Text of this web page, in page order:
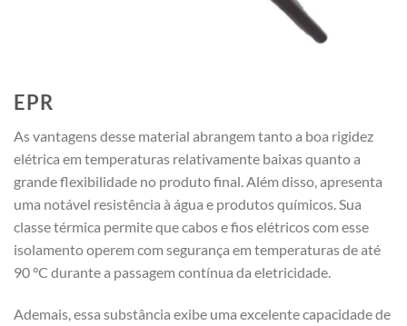
EPR
As vantagens desse material abrangem tanto a boa rigidez
elétrica em temperaturas relativamente baixas quanto a
grande flexibilidade no produto final. Além disso, apresenta
uma notável resistência à água e produtos químicos. Sua
classe térmica permite que cabos e fios elétricos com esse
isolamento operem com segurança em temperaturas de até
90 °C durante a passagem contínua da eletricidade.
Ademais, essa substância exibe uma excelente capacidade de